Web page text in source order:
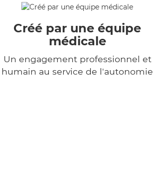
Créé par une équipe
médicale
Un engagement professionnel et
humain au service de l'autonomie